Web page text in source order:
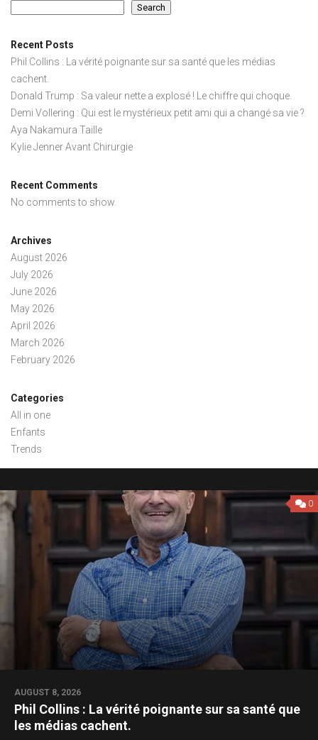
Search
Recent Posts
Phil Collins : La vérité poignante sur sa santé que les médias
cachent.
Donald Trump : Sa valeur nette a explosé ! Le chiffre qui choque.
Demi Vollering : Qui est le mystérieux petit ami qui a changé sa vie ?
Aya Nakamura Taille
Kylie Jenner Avant Chirurgie
Recent Comments
No comments to show.
Archives
August 2026
July 2026
June 2026
May 2026
April 2026
March 2026
February 2026
Categories
All in one
Enfants
Trends
0
AUGUST 8, 2026
Phil Collins : La vérité poignante sur sa santé que
les médias cachent.